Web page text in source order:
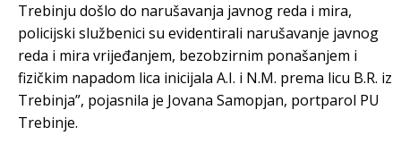
Trebinju došlo do narušavanja javnog reda i mira,
policijski službenici su evidentirali narušavanje javnog
reda i mira vrijeđanjem, bezobzirnim ponašanjem i
fizičkim napadom lica inicijala A.I. i N.M. prema licu B.R. iz
Trebinja”, pojasnila je Jovana Samopjan, portparol PU
Trebinje.